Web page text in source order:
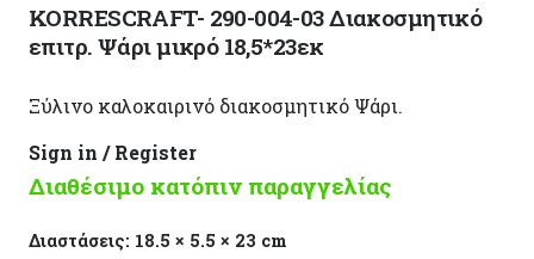
KORRESCRAFT- 290-004-03 Διακοσμητικό
επιτρ. Ψάρι μικρό 18,5*23εκ
Ξύλινο καλοκαιρινό διακοσμητικό Ψάρι.
Sign in / Register
Διαθέσιμο κατόπιν παραγγελίας
Διαστάσεις: 18.5 × 5.5 × 23 cm